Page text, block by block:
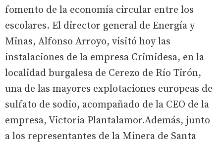
fomento de la economía circular entre los
escolares. El director general de Energía y
Minas, Alfonso Arroyo, visitó hoy las
instalaciones de la empresa Crimidesa, en la
localidad burgalesa de Cerezo de Río Tirón,
una de las mayores explotaciones europeas de
sulfato de sodio, acompañado de la CEO de la
empresa, Victoria Plantalamor.Además, junto
a los representantes de la Minera de Santa